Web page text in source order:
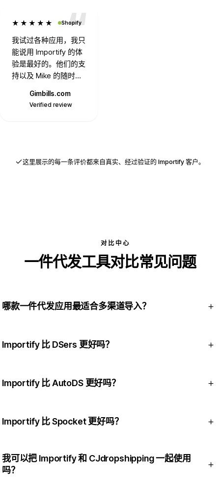
★★★★★ Shopify
我试过各种应用，我只
能说用 Importify 的体
验是最好的。他们的支
持以及 Mike 的随时待
时，随时准备解决任何
Gimbills.com
Verified review
这里展示的每一条评价都来自真实、经过验证的 Importify 客户。
对比中心
一件代发工具对比常见问题
哪款一件代发应用最适合多渠道导入？
翻译商品页面，发布到 5 个店铺平台。
Importify 比 DSers 更好吗？
方面，DSers 更专注。请查看 Importify 对比 DSers。
Importify 比 AutoDS 更好吗？
和监控方面，AutoDS 走得更远。请查看 Importify 对比
Importify 比 Spocket 更好吗？
Spocket 是精选供应商目录。请查看 Importify 对比 Spocket。
我可以把 Importify 和 CJdropshipping 一起使用
吗？